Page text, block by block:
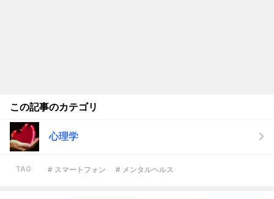
この記事のカテゴリ
心理学
TAG # スマートフォン # メンタルヘルス